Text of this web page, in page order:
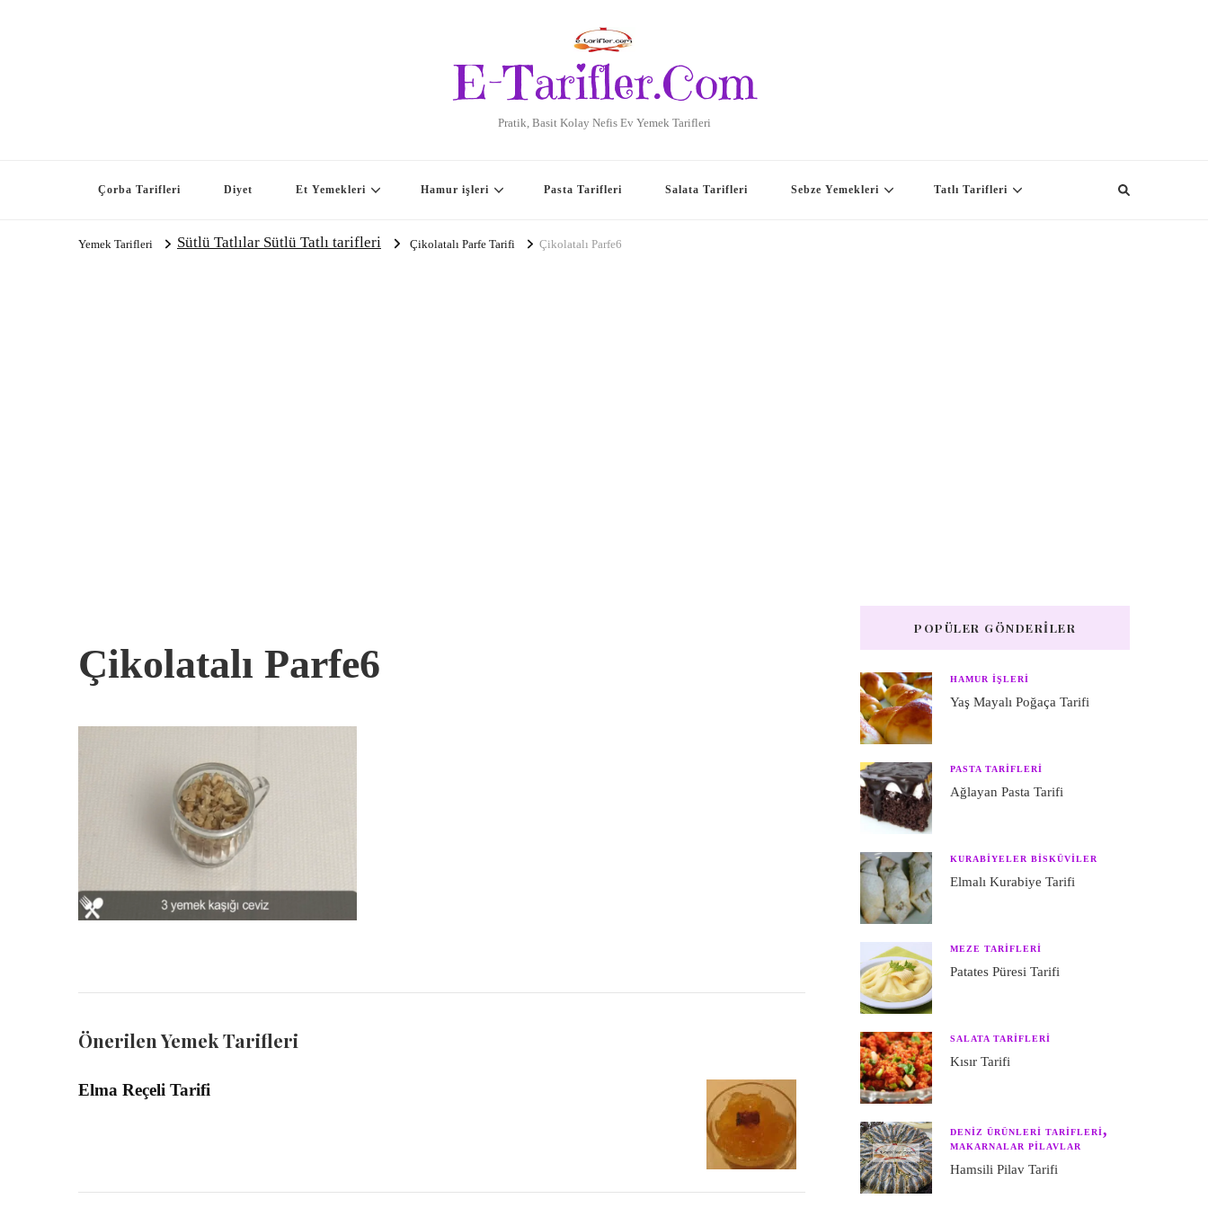
E-Tarifler.Com
Pratik, Basit Kolay Nefis Ev Yemek Tarifleri
Çorba Tarifleri Diyet Et Yemekleri Hamur işleri Pasta Tarifleri Salata Tarifleri Sebze Yemekleri Tatlı Tarifleri
Yemek Tarifleri Sütlü Tatlılar Sütlü Tatlı tarifleri Çikolatalı Parfe Tarifi Çikolatalı Parfe6
Çikolatalı Parfe6
Önerilen Yemek Tarifleri
Elma Reçeli Tarifi
POPÜLER GÖNDERILER
HAMUR IŞLERI
Yaş Mayalı Poğaça Tarifi
PASTA TARIFLERI
Ağlayan Pasta Tarifi
KURABIYELER BISKÜVILER
Elmalı Kurabiye Tarifi
MEZE TARIFLERI
Patates Püresi Tarifi
SALATA TARIFLERI
Kısır Tarifi
DENIZ ÜRÜNLERI TARIFLERI
MAKARNALAR PILAVLAR
Hamsili Pilav Tarifi